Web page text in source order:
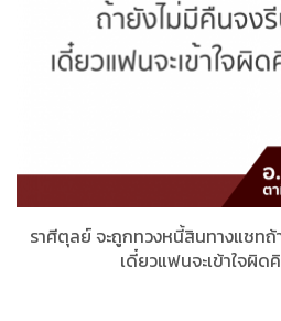
ราศีตุลย์​ จะถูกทวงหนี้สินทางแชทถ้
เดี๋ยวแฟนจะเข้าใจผิ